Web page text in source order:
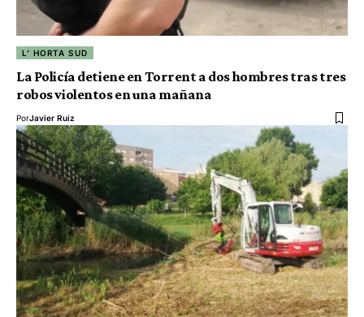
L' HORTA SUD
La Policía detiene en Torrent a dos hombres tras tres
robos violentos en una mañana
PorJavier Ruiz